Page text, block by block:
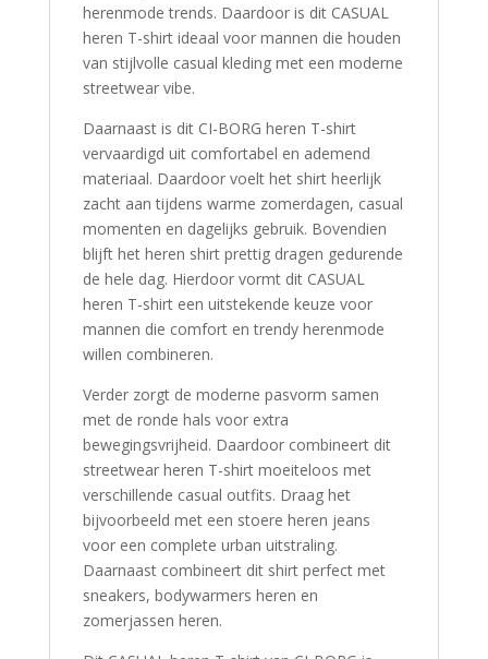
herenmode trends. Daardoor is dit CASUAL
heren T-shirt ideaal voor mannen die houden
van stijlvolle casual kleding met een moderne
streetwear vibe.
Daarnaast is dit CI-BORG heren T-shirt
vervaardigd uit comfortabel en ademend
materiaal. Daardoor voelt het shirt heerlijk
zacht aan tijdens warme zomerdagen, casual
momenten en dagelijks gebruik. Bovendien
blijft het heren shirt prettig dragen gedurende
de hele dag. Hierdoor vormt dit CASUAL
heren T-shirt een uitstekende keuze voor
mannen die comfort en trendy herenmode
willen combineren.
Verder zorgt de moderne pasvorm samen
met de ronde hals voor extra
bewegingsvrijheid. Daardoor combineert dit
streetwear heren T-shirt moeiteloos met
verschillende casual outfits. Draag het
bijvoorbeeld met een stoere heren jeans
voor een complete urban uitstraling.
Daarnaast combineert dit shirt perfect met
sneakers, bodywarmers heren en
zomerjassen heren.